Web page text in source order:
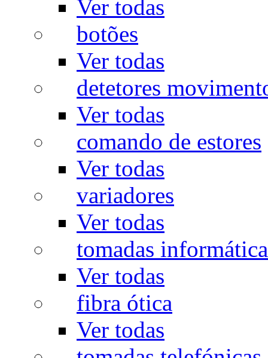
Ver todas
botões
Ver todas
detetores
Ver todas
comando de estores
Ver todas
variadores
Ver todas
tomadas
Ver todas
fibra ótica
Ver todas